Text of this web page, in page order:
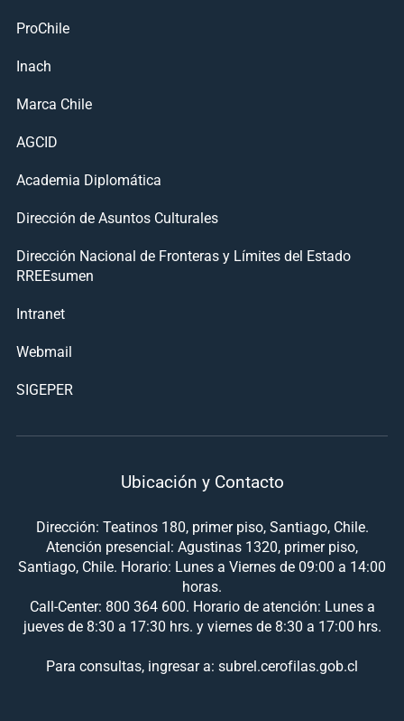
ProChile
Inach
Marca Chile
AGCID
Academia Diplomática
Dirección de Asuntos Culturales
Dirección Nacional de Fronteras y Límites del Estado
RREEsumen
Intranet
Webmail
SIGEPER
Ubicación y Contacto
Dirección: Teatinos 180, primer piso, Santiago, Chile.
Atención presencial: Agustinas 1320, primer piso,
Santiago, Chile. Horario: Lunes a Viernes de 09:00 a 14:00
horas.
Call-Center: 800 364 600. Horario de atención: Lunes a
jueves de 8:30 a 17:30 hrs. y viernes de 8:30 a 17:00 hrs.
Para consultas, ingresar a: subrel.cerofilas.gob.cl